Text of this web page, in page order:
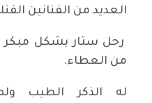
العديد من الفنانين
رحل ستار بشكل مبكر
من العطاء.
له الذكر الطيب